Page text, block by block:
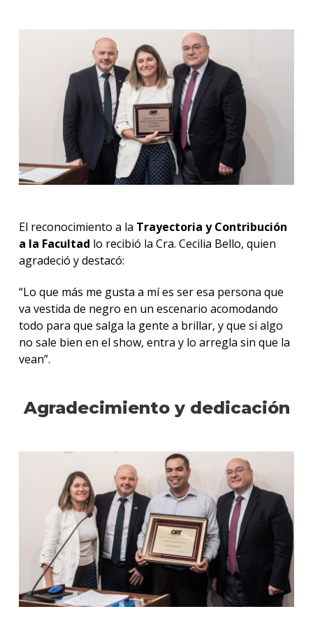
El reconocimiento a la Trayectoria y Contribución
a la Facultad lo recibió la Cra. Cecilia Bello, quien
agradeció y destacó:
“Lo que más me gusta a mí es ser esa persona que
va vestida de negro en un escenario acomodando
todo para que salga la gente a brillar, y que si algo
no sale bien en el show, entra y lo arregla sin que la
vean”.
Agradecimiento y dedicación